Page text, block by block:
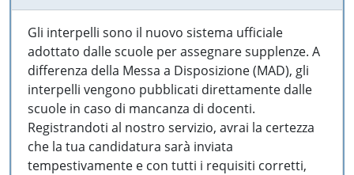
Gli interpelli sono il nuovo sistema ufficiale
adottato dalle scuole per assegnare supplenze. A
differenza della Messa a Disposizione (MAD), gli
interpelli vengono pubblicati direttamente dalle
scuole in caso di mancanza di docenti.
Registrandoti al nostro servizio, avrai la certezza
che la tua candidatura sarà inviata
tempestivamente e con tutti i requisiti corretti,